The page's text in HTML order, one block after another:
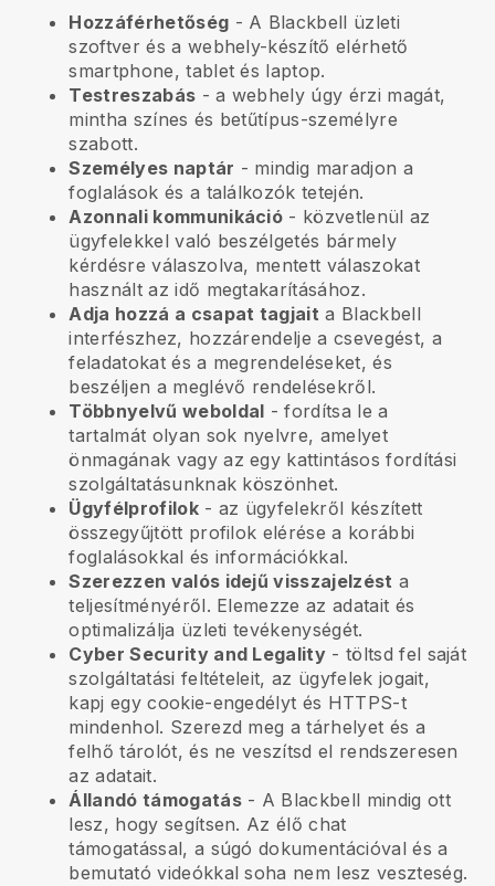
Hozzáférhetőség - A Blackbell üzleti
szoftver és a webhely-készítő elérhető
smartphone, tablet és laptop.
Testreszabás - a webhely úgy érzi magát,
mintha színes és betűtípus-személyre
szabott.
Személyes naptár - mindig maradjon a
foglalások és a találkozók tetején.
Azonnali kommunikáció - közvetlenül az
ügyfelekkel való beszélgetés bármely
kérdésre válaszolva, mentett válaszokat
használt az idő megtakarításához.
Adja hozzá a csapat tagjait a Blackbell
interfészhez, hozzárendelje a csevegést, a
feladatokat és a megrendeléseket, és
beszéljen a meglévő rendelésekről.
Többnyelvű weboldal - fordítsa le a
tartalmát olyan sok nyelvre, amelyet
önmagának vagy az egy kattintásos fordítási
szolgáltatásunknak köszönhet.
Ügyfélprofilok- az ügyfelekről készített
összegyűjtött profilok elérése a korábbi
foglalásokkal és információkkal.
Szerezzen valós idejű visszajelzést a
teljesítményéről. Elemezze az adatait és
optimalizálja üzleti tevékenységét.
Cyber Security and Legality - töltsd fel saját
szolgáltatási feltételeit, az ügyfelek jogait,
kapj egy cookie-engedélyt és HTTPS-t
mindenhol. Szerezd meg a tárhelyet és a
felhő tárolót, és ne veszítsd el rendszeresen
az adatait.
Állandó támogatás- A Blackbell mindig ott
lesz, hogy segítsen. Az élő chat
támogatással, a súgó dokumentációval és a
bemutató videókkal soha nem lesz veszteség.